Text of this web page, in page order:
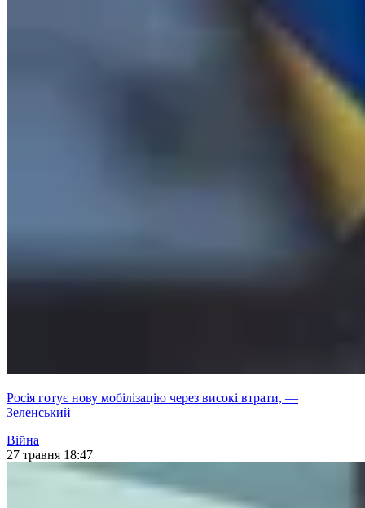
Росія готує нову мобілізацію через високі втрати, —
Зеленський
Війна
27 травня 18:47